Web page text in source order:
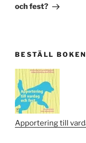
och fest?
BESTÄLL
Apportering till